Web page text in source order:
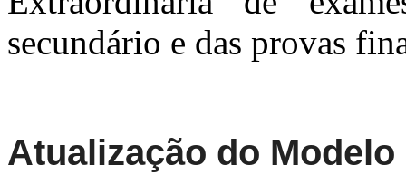
secundário e das provas
Atualização do Modelo